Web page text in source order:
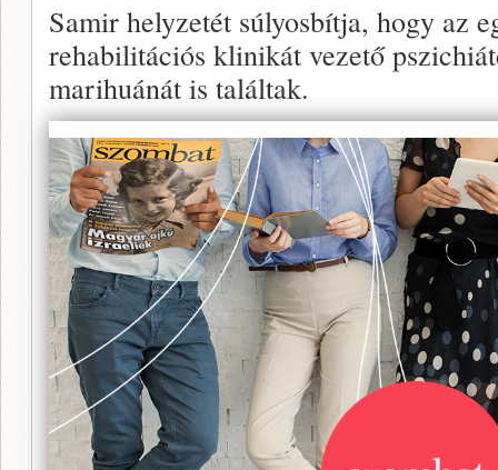
Samir helyzetét súlyosbítja, hogy az
rehabilitációs klinikát vezető
marihuánát is találtak.